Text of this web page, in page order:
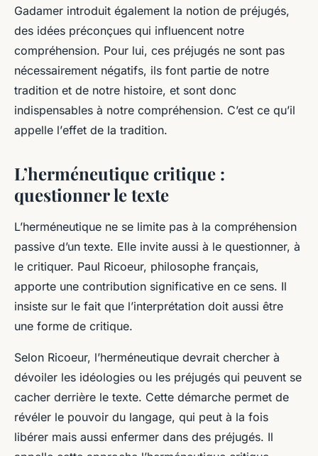
Gadamer introduit également la notion de préjugés,
des idées préconçues qui influencent notre
compréhension. Pour lui, ces préjugés ne sont pas
nécessairement négatifs, ils font partie de notre
tradition et de notre histoire, et sont donc
indispensables à notre compréhension. C’est ce qu’il
appelle l’effet de la tradition.
L’herméneutique critique :
questionner le texte
L’herméneutique ne se limite pas à la compréhension
passive d’un texte. Elle invite aussi à le questionner, à
le critiquer. Paul Ricoeur, philosophe français,
apporte une contribution significative en ce sens. Il
insiste sur le fait que l’interprétation doit aussi être
une forme de critique.
Selon Ricoeur, l’herméneutique devrait chercher à
dévoiler les idéologies ou les préjugés qui peuvent se
cacher derrière le texte. Cette démarche permet de
révéler le pouvoir du langage, qui peut à la fois
libérer mais aussi enfermer dans des préjugés. Il